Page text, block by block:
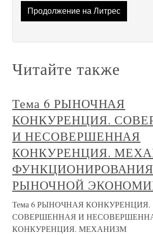
Продолжение на Литрес
Читайте также
Тема 6 РЫНОЧНАЯ
КОНКУРЕНЦИЯ.
И НЕСОВЕРШЕННАЯ
КОНКУРЕНЦИЯ.
ФУНКЦИОНИРОВАНИЯ
РЫНОЧНОЙ
Тема 6 РЫНОЧНАЯ КОНКУРЕНЦИЯ.
СОВЕРШЕННАЯ И
КОНКУРЕНЦИЯ. МЕХАНИЗМ